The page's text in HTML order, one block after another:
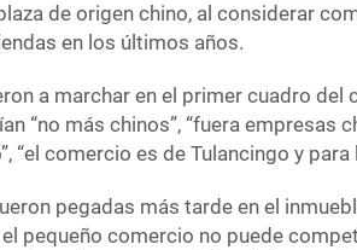
de origen chino, al considerar
en los últimos años.
a marchar en el primer cuadro del
“no más chinos”, “fuera empresas
“el comercio es de Tulancingo y
pegadas más tarde en el
pequeño comercio no puede